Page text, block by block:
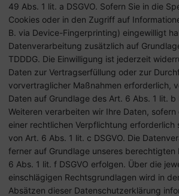
49 Abs. 1 lit. a DSGVO. Sofern Sie in die
Cookies oder in den Zugriff auf
B. via Device-Fingerprinting) eingewilligt
Datenverarbeitung zusätzlich auf
TDDDG. Die Einwilligung ist jederzeit
Daten zur Vertragserfüllung oder zur
vorvertraglicher Maßnahmen erforderlich,
Daten auf Grundlage des Art. 6 Abs. 1 lit. b
Weiteren verarbeiten wir Ihre Daten, sofern
einer rechtlichen Verpflichtung erforderlich
von Art. 6 Abs. 1 lit. c DSGVO. Die
ferner auf Grundlage unseres berechtigten
6 Abs. 1 lit. f DSGVO erfolgen. Über die
einschlägigen Rechtsgrundlagen wird in
Absätzen dieser Datenschutzerklärung